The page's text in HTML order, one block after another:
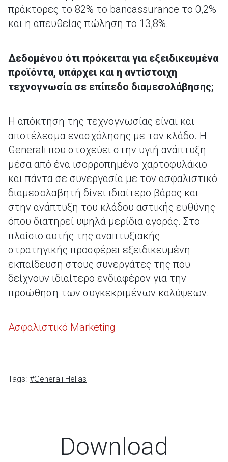
πράκτορες το 82% το bancassurance το 0,2%
και η απευθείας πώληση το 13,8%.
Δεδομένου ότι πρόκειται για εξειδικευμένα
προϊόντα, υπάρχει και η αντίστοιχη
τεχνογνωσία σε επίπεδο διαμεσολάβησης;
Η απόκτηση της τεχνογνωσίας είναι και
αποτέλεσμα ενασχόλησης με τον κλάδο. Η
Generali που στοχεύει στην υγιή ανάπτυξη
μέσα από ένα ισορροπημένο χαρτοφυλάκιο
και πάντα σε συνεργασία με τον ασφαλιστικό
διαμεσολαβητή δίνει ιδιαίτερο βάρος και
στην ανάπτυξη του κλάδου αστικής ευθύνης
όπου διατηρεί υψηλά μερίδια αγοράς. Στο
πλαίσιο αυτής της αναπτυξιακής
στρατηγικής προσφέρει εξειδικευμένη
εκπαίδευση στους συνεργάτες της που
δείχνουν ιδιαίτερο ενδιαφέρον για την
προώθηση των συγκεκριμένων καλύψεων.
Ασφαλιστικό Marketing
Tags: #Generali Hellas
Download